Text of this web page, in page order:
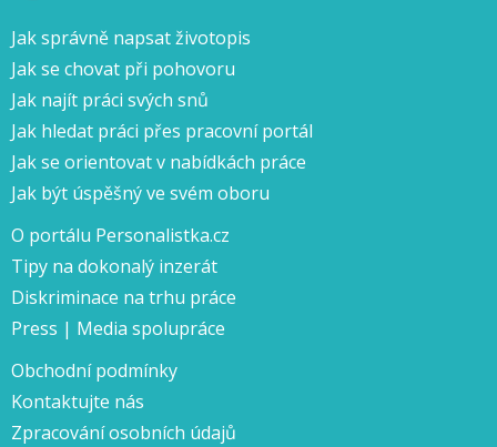
Jak správně napsat životopis
Jak se chovat při pohovoru
Jak najít práci svých snů
Jak hledat práci přes pracovní portál
Jak se orientovat v nabídkách práce
Jak být úspěšný ve svém oboru
O portálu Personalistka.cz
Tipy na dokonalý inzerát
Diskriminace na trhu práce
Press | Media spolupráce
Obchodní podmínky
Kontaktujte nás
Zpracování osobních údajů